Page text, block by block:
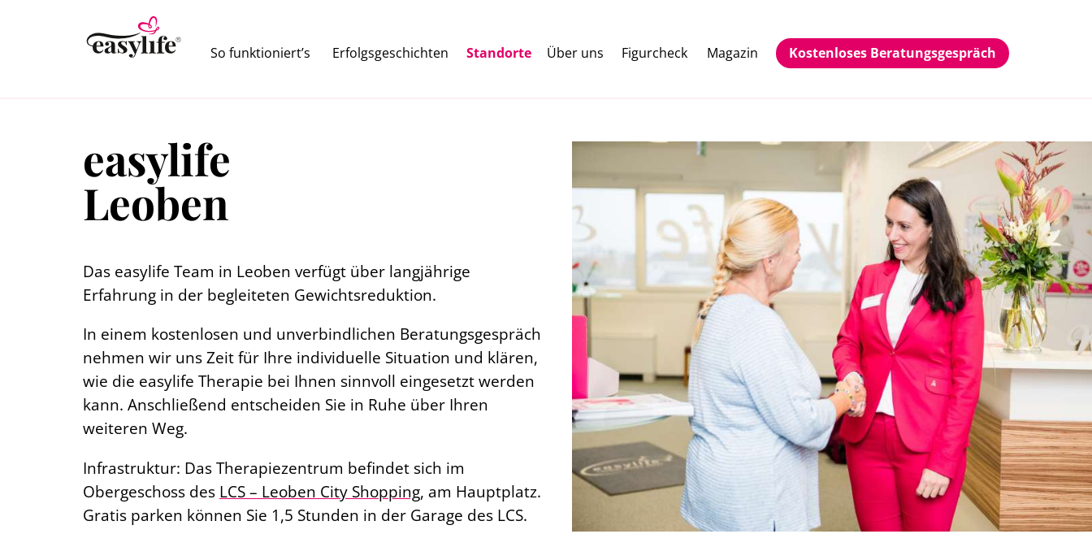
So funktioniert’s Erfolgsgeschichten Standorte Über uns Figurcheck Magazin Kostenloses Beratungsgespräch
easylife
Leoben
Das easylife Team in Leoben verfügt über langjährige
Erfahrung in der begleiteten Gewichtsreduktion.
In einem kostenlosen und unverbindlichen Beratungsgespräch
nehmen wir uns Zeit für Ihre individuelle Situation und klären,
wie die easylife Therapie bei Ihnen sinnvoll eingesetzt werden
kann. Anschließend entscheiden Sie in Ruhe über Ihren
weiteren Weg.
Infrastruktur: Das Therapiezentrum befindet sich im
Obergeschoss des LCS – Leoben City Shopping, am Hauptplatz.
Gratis parken können Sie 1,5 Stunden in der Garage des LCS.